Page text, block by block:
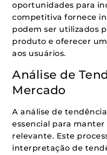
oportunidades para
competitiva fornece
podem ser utilizados
produto e oferecer
aos usuários.
Análise de
Mercado
A análise de
essencial para
relevante. Este
interpretação de